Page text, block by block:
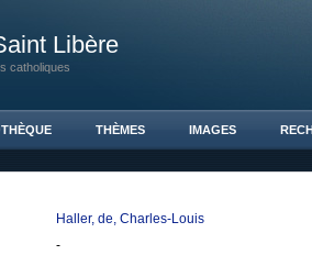
Libère
catholiques
THÈMES IMAGES
Haller, de, Charles-Louis
-